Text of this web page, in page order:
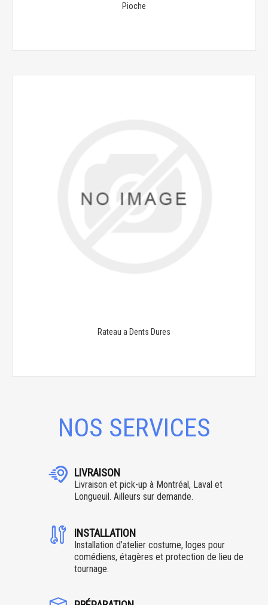
Pioche
Rateau a Dents Dures
NOS SERVICES
LIVRAISON
Livraison et pick-up à Montréal, Laval et
Longueuil. Ailleurs sur demande.
INSTALLATION
Installation d’atelier costume, loges pour
comédiens, étagères et protection de lieu de
tournage.